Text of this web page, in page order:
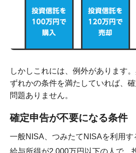
しかしこれには、例外があります
ずれかの条件を満たしていれば、
問題ありません。
確定申告が不要になる条件
一般NISA、つみたてNISAを利用す
給与所得が2,000万円以下の人で、